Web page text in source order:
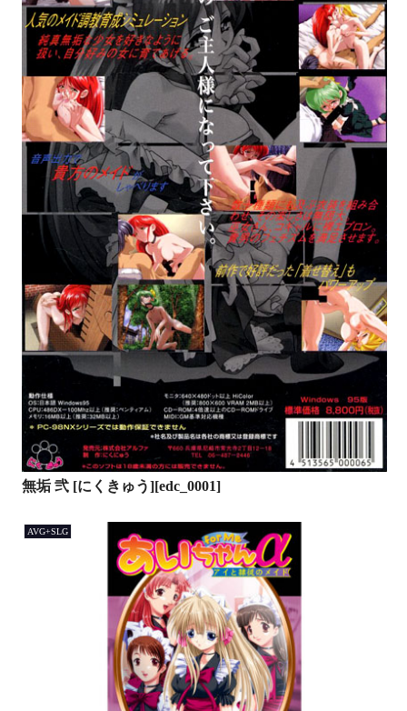
無垢 弐 [にくきゅう][edc_0001]
AVG+SLG